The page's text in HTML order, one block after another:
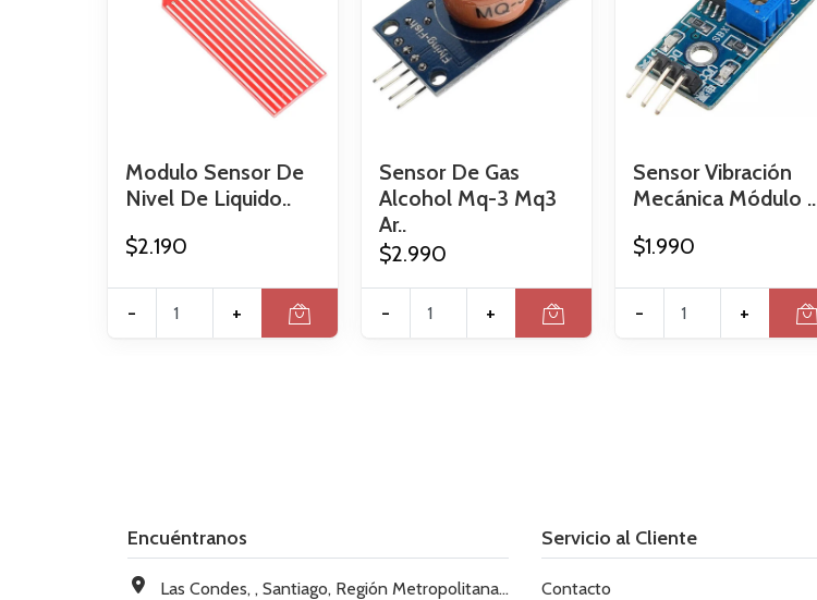
Modulo Sensor De
Nivel De Liquido..
$2.190
- +
Sensor De Gas
Alcohol Mq-3 Mq3
Ar..
$2.990
- +
Sensor Vibración
Mecánica Módulo ..
$1.990
- +
Encuéntranos
Las Condes, , Santiago, Región Metropolitana, Chile
Servicio al Cliente
Contacto